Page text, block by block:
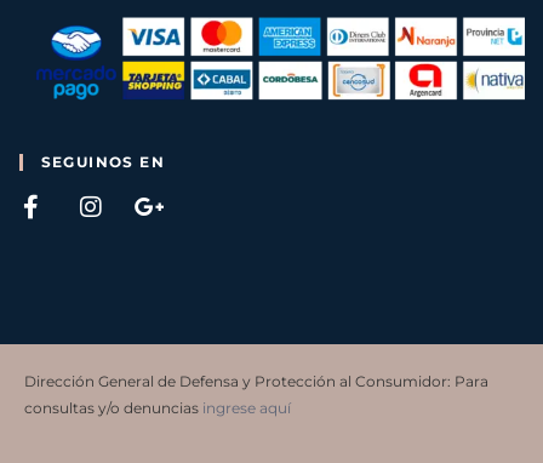
SEGUINOS EN
Dirección General de Defensa y Protección al Consumidor: Para
consultas y/o denuncias ingrese aquí